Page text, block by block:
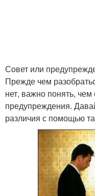
Совет или
Прежде чем
нет, важно понять, чем
предупреждения.
различия с помощью